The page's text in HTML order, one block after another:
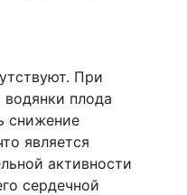
При
плода
снижение
является
активности
сердечной